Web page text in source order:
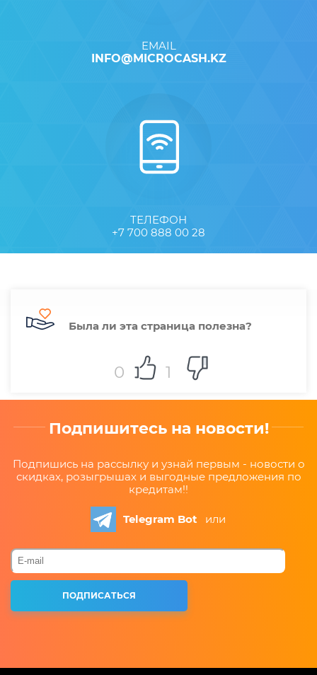
EMAIL
INFO@MICROCASH.KZ
ТЕЛЕФОН
+7 700 888 00 28
Была ли эта страница полезна?
0 1
Подпишитесь на новости!
Подпишись на рассылку и узнай первым - новости о
скидках, розыгрышах и выгодные предложения по
кредитам!!
Telegram Bot или